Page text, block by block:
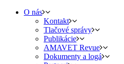
O nás
Kontakt
Tlačové správy
Publikácie
AMAVET Revue
Dokumenty a logá